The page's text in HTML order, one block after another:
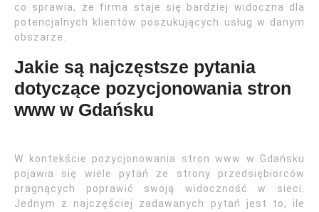
co sprawia, że firma staje się bardziej widoczna dla
potencjalnych klientów poszukujących usług w danym
obszarze.
Jakie są najczęstsze pytania
dotyczące pozycjonowania stron
www w Gdańsku
W kontekście pozycjonowania stron www w Gdańsku
pojawia się wiele pytań ze strony przedsiębiorców
pragnących poprawić swoją widoczność w sieci.
Jednym z najczęściej zadawanych pytań jest to, ile